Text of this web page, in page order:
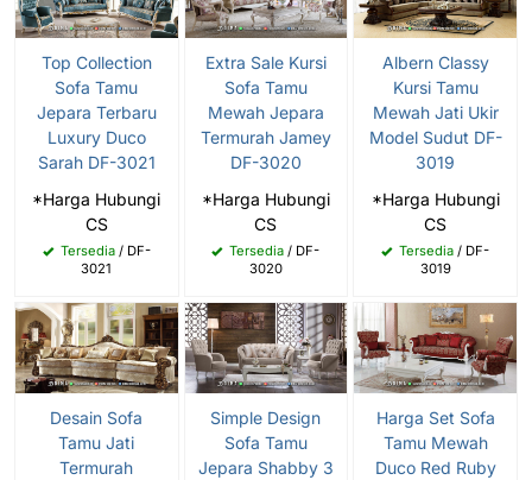
Top Collection
Sofa Tamu
Jepara Terbaru
Luxury Duco
Sarah DF-3021
*Harga Hubungi
CS
Tersedia/ DF-
3021
Extra Sale Kursi
Sofa Tamu
Mewah Jepara
Termurah Jamey
DF-3020
*Harga Hubungi
CS
Tersedia / DF-
3020
Albern Classy
Kursi Tamu
Mewah Jati Ukir
Model Sudut DF-
3019
*Harga Hubungi
CS
Tersedia / DF-
3019
Desain Sofa
Tamu Jati
Termurah
Simple Design
Sofa Tamu
Jepara Shabby 3
Harga Set Sofa
Tamu Mewah
Duco Red Ruby